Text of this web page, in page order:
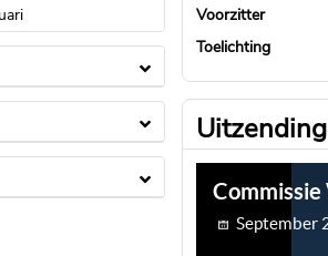
2026
Voorzitter
Toelichting
Uitzending